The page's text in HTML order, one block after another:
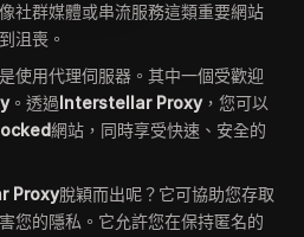
社群媒體或串流服務這類重要網站
沮喪。
使用代理伺服器。其中一個受歡迎
。透過Interstellar Proxy，您可以
網站，同時享受快速、安全的
Proxy脫穎而出呢？它可協助您存取
您的隱私。它允許您在保持匿名的